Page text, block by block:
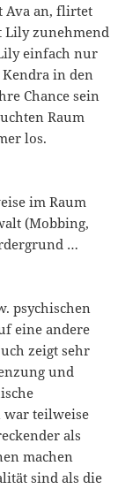
Ava an, flirtet
zunehmend
einfach nur
in den
Chance sein
Raum
los.
im Raum
(Mobbing,
…
psychischen
eine andere
zeigt sehr
und
war teilweise
als
machen
sind als die